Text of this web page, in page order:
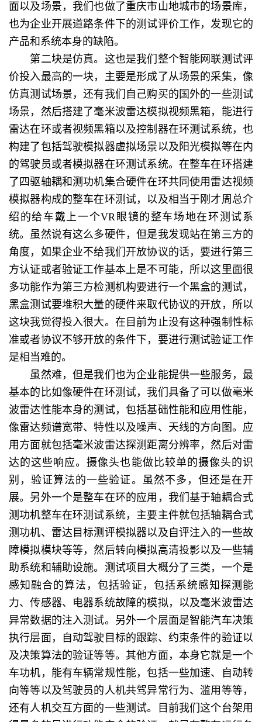
面以及场景，我们也做了重庆市山地城市的场景库，
也为企业开展道路条件下的测试评价工作，发现它的
产品和系统本身的缺陷。
第二块是仿真。这也是我们整个智能网联测试评
价投入最高的一块，主要是形成了从场景的采集，像
仿真测试场景，还有我们自己购买的国外的一些测试
场景，然后搭建了毫米波雷达模拟视频黑箱，能进行
雷达在环或者视频黑箱以及控制器在环测试系统，也
构建了包括驾驶模拟器虚拟场景以及阳光模拟等在内
的驾驶员或者模拟器在环测试系统。在整车在环搭建
了四驱轴耦和测功机集合硬件在环共同使用雷达视频
模拟器构成的整车在环测试，以及相当于刚才周总介
绍的给车戴上一个VR眼镜的整车场地在环测试系
统。虽然说有这么多硬件，但是我发现站在第三方的
角度，如果企业不给我们开放协议的话，要进行第三
方认证或者验证工作基本上是不可能，所以这里面很
多功能作为第三方检测机构要进行一个黑盒的测试，
黑盒测试要堆积大量的硬件来取代协议的开放，所以
这块我觉得投入很大。在目前为止没有这种强制性标
准或者协议不够开放的条件下，要进行测试验证工作
是相当难的。
虽然难，但是我们也为企业能提供一些服务，最
基本的比如像硬件在环测试，我们具备了可以做毫米
波雷达性能本身的测试，包括基础性能和应用性能，
像雷达频谱宽带、特性以及噪声、天线的方向图。应
用方面就包括毫米波雷达探测距离分辨率，然后对雷
达的这些响应。摄像头也能做比较单的摄像头的识
别，验证算法的一些验证。虽然不多，但还是在开
展。另外一个是整车在环的应用，我们基于轴耦合式
测功机整车在环测试系统，主要主件就包括轴耦合式
测功机、雷达目标测评模拟器以及自评注入的一些故
障模拟模块等等，然后转向模拟高清投影以及一些辅
助系统和辅助设施。测试项目大概分了三类，一个是
感知融合的算法，包括验证，包括系统感知探测能
力、传感器、电器系统故障的模拟，以及毫米波雷达
异常数据的注入测试。另外一个层面是智能汽车决策
执行层面，自动驾驶目标的跟踪、约束条件的验证以
及决策算法的验证等等。其他方面，本身它就是一个
车功机，能有车辆常规性能，包括一些加速、自动转
向等等以及驾驶员的人机共驾异常行为、滥用等等，
还有人机交互方面的一些测试。目前我们这个台架用